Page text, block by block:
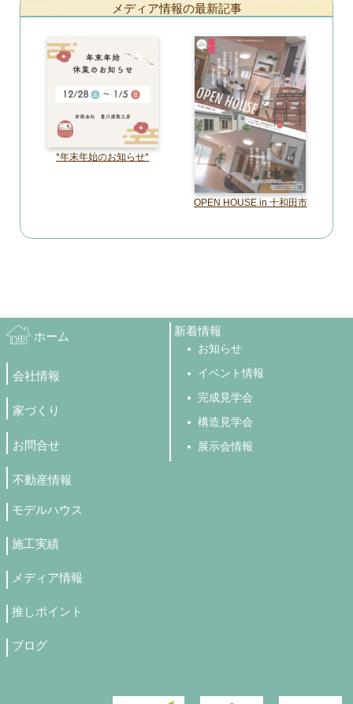
メディア情報の最新記事
*年末年始のお知らせ*
OPEN HOUSE in 十和田市
ホーム
会社情報
家づくり
お問合せ
不動産情報
新着情報
お知らせ
イベント情報
完成見学会
構造見学会
展示会情報
モデルハウス
施工実績
メディア情報
推しポイント
ブログ